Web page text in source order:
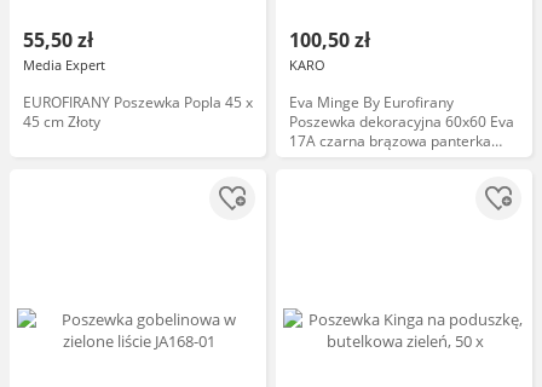
55,50 zł
Media Expert
EUROFIRANY Poszewka Popla 45 x
45 cm Złoty
100,50 zł
KARO
Eva Minge By Eurofirany
Poszewka dekoracyjna 60x60 Eva
17A czarna brązowa panterka
liście welurowa Eva Minge